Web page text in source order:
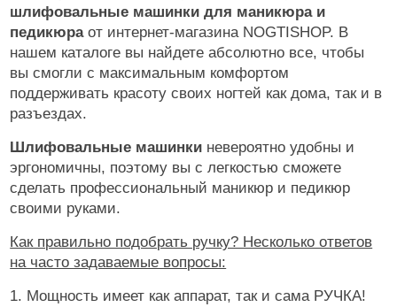
шлифовальные машинки для маникюра и
педикюраот интернет-магазина NOGTISHOP. В
нашем каталоге вы найдете абсолютно все, чтобы
вы смогли с максимальным комфортом
поддерживать красоту своих ногтей как дома, так и в
разъездах.
Шлифовальные машинки невероятно удобны и
эргономичны, поэтому вы с легкостью сможете
сделать профессиональный маникюр и педикюр
своими руками.
Как правильно подобрать ручку? Несколько ответов
на часто задаваемые вопросы:
1. Мощность имеет как аппарат, так и сама РУЧКА!